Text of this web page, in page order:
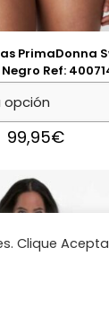
PrimaDonna
Ref:
99,95€
Clique